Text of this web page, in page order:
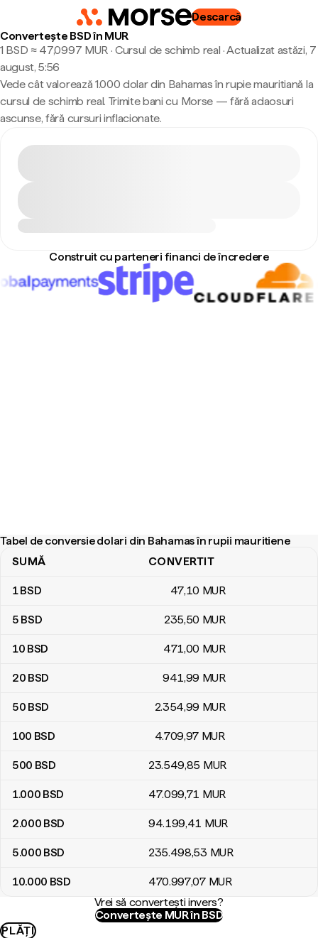
Descarcă
Convertește BSD în MUR
1 BSD ≈ 47,0997 MUR · Cursul de schimb real ·Actualizat astăzi, 7
august, 5:56
Vede cât valorează 1.000 dolar din Bahamas în rupie mauritiană la
cursul de schimb real. Trimite bani cu Morse — fără adaosuri
ascunse, fără cursuri inflacionate.
Construit cu parteneri financi de încredere
Tabel de conversie dolari din Bahamas în rupii mauritiene
Tabel de conversie dolari din Bahamas în rupii mauritiene
SUMĂ CONVERTIT
1BSD 47,10 MUR
5 BSD 235,50 MUR
10 BSD 471,00 MUR
20 BSD 941,99 MUR
50 BSD 2.354,99 MUR
100 BSD 4.709,97 MUR
500 BSD 23.549,85 MUR
1.000 BSD 47.099,71 MUR
2.000 BSD 94.199,41 MUR
5.000 BSD 235.498,53 MUR
10.000 BSD 470.997,07 MUR
Vrei să convertești invers?
Convertește MUR în BSD
PLĂȚI